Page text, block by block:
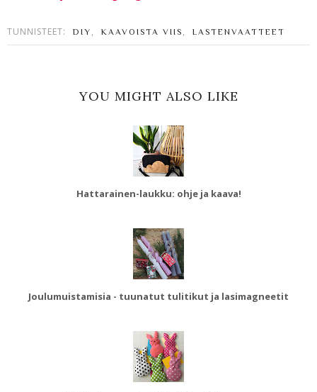
TUNNISTEET: DIY , KAAVOISTA VIIS , LASTENVAATTEET
YOU MIGHT ALSO LIKE
Hattarainen-laukku: ohje ja kaava!
Joulumuistamisia - tuunatut tulitikut ja lasimagneetit